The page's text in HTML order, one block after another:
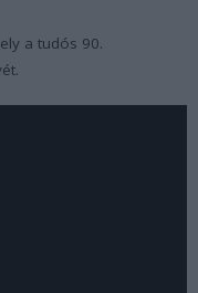
a tudós 90.